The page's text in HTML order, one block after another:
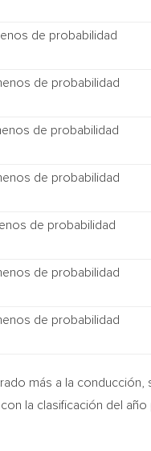
de probabilidad
de probabilidad
de probabilidad
de probabilidad
de probabilidad
de probabilidad
de probabilidad
más a la conducción,
la clasificación del